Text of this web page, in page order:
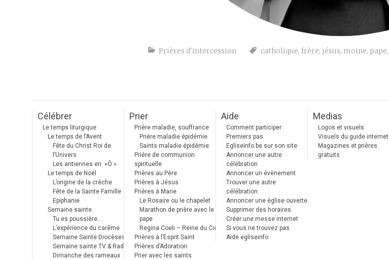
Prières d'intercession catholique, frère, jésus, moine, pape,
Célébrer
Le temps liturgique
Le temps de l’Avent
Fête du Christ Roi de
l’Univers
Les antiennes en »Ô »
Le temps de Noël
L’origine de la crèche
Fête de la Sainte Famille
Epiphanie
Semaine sainte
Tu es poussière…
L’expérience du carême
Semaine Sainte Diocèses
Semaine sainte TV & Radio
Dimanche des rameaux
Prier
Prière maladie, souffrance
Prière maladie épidémie
Saints maladie épidémie
Prière de communion
spirituelle
Prières au Père
Prières à Jésus
Prières à Marie
Le Rosaire ou le chapelet
Marathon de prière avec le
pape
Regina Coeli – Reine du Ciel
Prières à l’Esprit Saint
Prières d’Adoration
Prier avec les saints
Aide
Comment participer
Premiers pas
EgliseInfo.be sur son site
Annoncer une autre
célébration
Annoncer un évènement
Trouver une autre
célébration
Annoncer une église ouverte
Supprimer des horaires
Créer une messe internet
Si vous ne trouvez pas
Aide egliseinfo
Medias
Logos et visuels
Visuels du guide internet
Magazines et prières
gratuits